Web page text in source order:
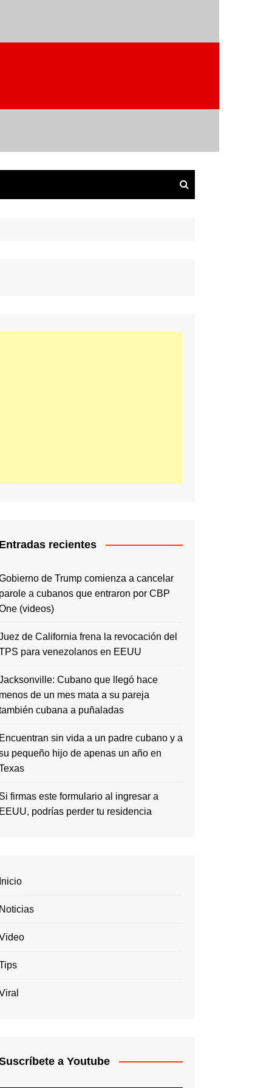
Entradas recientes
de Trump comienza a cancelar
parole a cubanos que entraron por CBP
(videos)
de California frena la revocación del
para venezolanos en EEUU
Cubano que llegó hace
menos de un mes mata a su pareja
cubana a puñaladas
Encuentran sin vida a un padre cubano y a
pequeño hijo de apenas un año en
Si firmas este formulario al ingresar a
EEUU, podrías perder tu residencia
Inicio
Noticias
a Youtube